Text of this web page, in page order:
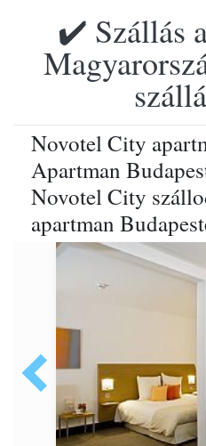
✔️ Szállás
Novotel City
Apartman
Novotel City
apartman